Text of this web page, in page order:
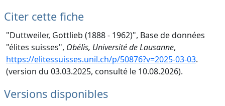
Citer cette fiche
"Duttweiler, Gottlieb (1888 - 1962)", Base de données
"élites suisses", Obélis, Université de Lausanne,
https://elitessuisses.unil.ch/p/50876?v=2025-03-03.
(version du 03.03.2025, consulté le 10.08.2026).
Versions disponibles